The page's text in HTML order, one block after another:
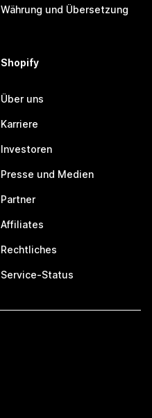
Währung und Übersetzung
Shopify
Über uns
Karriere
Investoren
Presse und Medien
Partner
Affiliates
Rechtliches
Service-Status